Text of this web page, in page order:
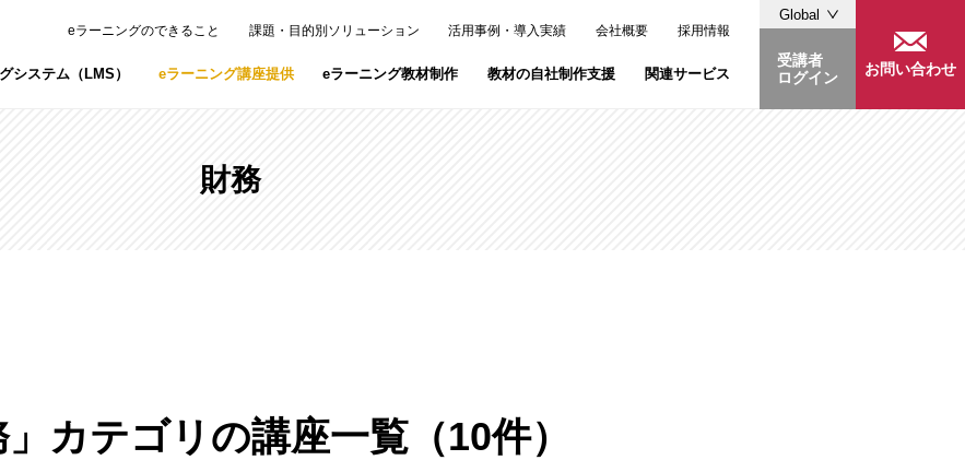
eラーニングのできること 課題・目的別ソリューション 活用事例・導入実績 会社概要 採用情報
システム（LMS） eラーニング講座提供 eラーニング教材制作 教材の自社制作支援 関連サービス
ドラオンライン」
研修・ライブ配信・撮影などが可能な赤坂・溜池山王のレンタルスペース「LiLeaS」
お問い合わせ
Global
受講者
ログイン
財務
」カテゴリの講座一覧（10件）